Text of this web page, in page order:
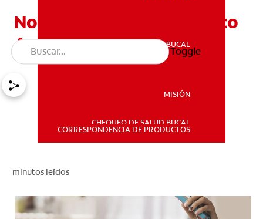
SALUD BUCAL
SALUD BUCAL
MISIÓN
CHEQUEO DE SALUD BUCAL
CORRESPONDENCIA DE PRODUCTOS
Toggle
Novel Producto Del Tabaco
Apela Por A La Juventud
minutos leídos